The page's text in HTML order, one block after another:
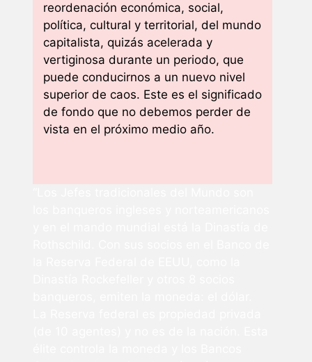
reordenación económica, social,
política, cultural y territorial, del mundo
capitalista, quizás acelerada y
vertiginosa durante un periodo, que
puede conducirnos a un nuevo nivel
superior de caos. Este es el significado
de fondo que no debemos perder de
vista en el próximo medio año.